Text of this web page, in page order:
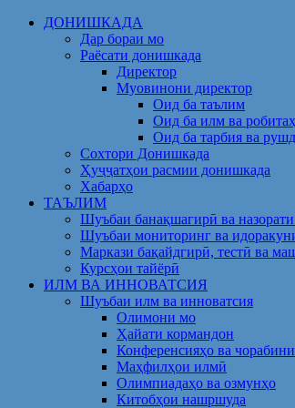
Skip
ДОНИШКАДА
Дар бораи мо
Раёсати донишкада
Директор
Муовинони директор
Оид ба таълим
Оид ба илм ва
Оид ба тарбия ва
Сохтори Донишкада
Ҳуҷҷатҳои расмии донишкада
Хабарҳо
ТАЪЛИМ
Шуъбаи банақшагирӣ ва
Шуъбаи мониторинг ва
Маркази бақайдгирӣ, тестӣ ва
Курсҳои тайёрӣ
ИЛМ ВА ИННОВАТСИЯ
Шуъбаи илм ва инноватсия
Олимони мо
Ҳайати кормандон
Конференсияҳо ва
Маҳфилҳои илмӣ
Олимпиадаҳо ва озмунҳо
Китобҳои нашршуда